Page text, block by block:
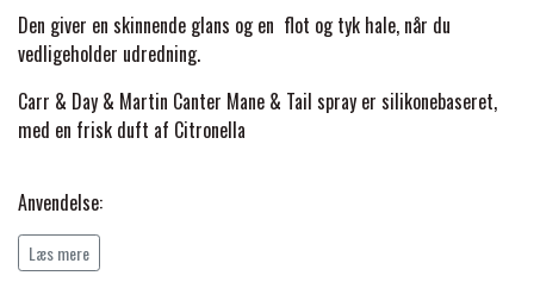
TERAPI PRODUKTER
STRØMPER
HUER & HALSTØRKLÆDER
INSEKTBESKYTTELSE
HESTEBOLCHER & TREATS
TRAVDÆKKEN & TILBEHØR
SKO & VÆRKTØJ
PREMIER EQUINE LINERS & DÆKKEN
PREMIER EQUINE WALKER & RIDEDÆKKEN
PREMIER EQUINE INSEKTBESKYTTELSE
CARR & DAY & MARTIN
Den giver en skinnende glans og en flot og tyk hale, når du
vedligeholder udredning.
Carr & Day & Martin Canter Mane & Tail spray er silikonebaseret,
med en frisk duft af Citronella
Anvendelse:
Sprayes i et jævnt lag på man og/eller hale og børstes igennem
med børste eller kam. Den kan anvendes i både våd og tør
Læs mere